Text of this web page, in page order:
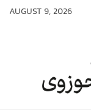
AUGUST 9, 2026